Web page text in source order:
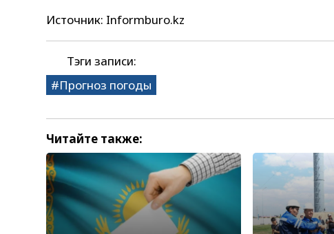
Источник: Informburo.kz
Тэги записи:
Прогноз погоды
Читайте также: